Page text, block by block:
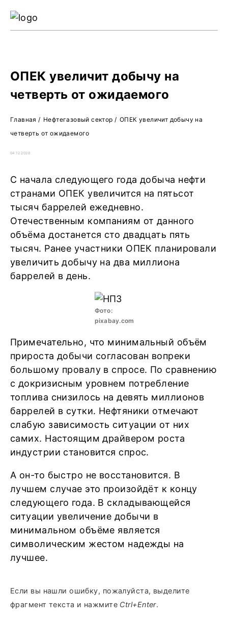
ОПЕК увеличит добычу на
четверть от ожидаемого
Главная / Нефтегазовый сектор/ ОПЕК увеличит добычу на
четверть от ожидаемого
04.12.2020
С начала следующего года добыча нефти
странами ОПЕК увеличится на пятьсот
тысяч баррелей ежедневно.
Отечественным компаниям от данного
объёма достанется сто двадцать пять
тысяч. Ранее участники ОПЕК планировали
увеличить добычу на два миллиона
баррелей в день.
Фото:
pixabay.com
Примечательно, что минимальный объём
прироста добычи согласован вопреки
большому провалу в спросе. По сравнению
с докризисным уровнем потребление
топлива снизилось на девять миллионов
баррелей в сутки. Нефтяники отмечают
слабую зависимость ситуации от них
самих. Настоящим драйвером роста
индустрии становится спрос.
А он-то быстро не восстановится. В
лучшем случае это произойдёт к концу
следующего года. В складывающейся
ситуации увеличение добычи в
минимальном объёме является
символическим жестом надежды на
лучшее.
Если вы нашли ошибку, пожалуйста, выделите
фрагмент текста и нажмите Ctrl+Enter.